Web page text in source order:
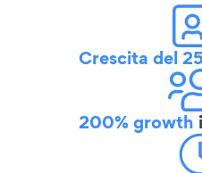
Crescita del
200% growth